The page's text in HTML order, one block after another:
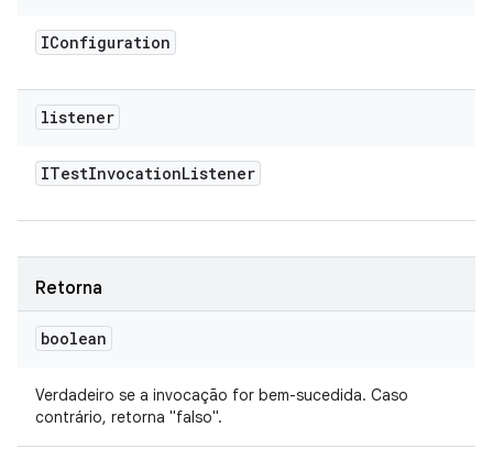
IConfiguration
listener
ITestInvocationListener
Retorna
boolean
Verdadeiro se a invocação for bem-sucedida. Caso
contrário, retorna "falso".